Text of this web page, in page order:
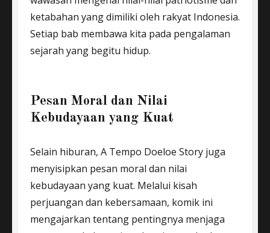
ketabahan yang dimiliki oleh rakyat Indonesia.
Setiap bab membawa kita pada pengalaman
sejarah yang begitu hidup.
Pesan Moral dan Nilai
Kebudayaan yang Kuat
Selain hiburan, A Tempo Doeloe Story juga
menyisipkan pesan moral dan nilai
kebudayaan yang kuat. Melalui kisah
perjuangan dan kebersamaan, komik ini
mengajarkan tentang pentingnya menjaga